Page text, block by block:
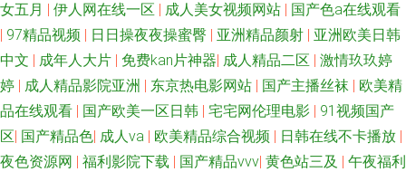
区 影音先锋久久资源 国产精品一区 91TV高清 韩国午夜理论 久久中文天堂网
成人天堂av 91免费网址 深爱五月激情网 国产一区户外9 91C视频资源在线
极品五月花综合 91看片成人免费在线 91黄色电影院 亚洲国产三级片之网站
女五月 | 伊人网在线一区 | 成人美女视频网站 | 国产色a在线观看
| 97精品视频 | 日日操夜夜操蜜臀 | 亚洲精品颜射 | 亚洲欧美日韩
中文 | 成年人大片 | 免费kan片神器| 成人精品二区 | 激情玖玖婷
婷 | 成人精品影院亚洲 | 东京热电影网站 | 国产主播丝袜 | 欧美精
品在线观看 | 国产欧美一区日韩 | 宅宅网伦理电影 | 91视频国产
区| 国产精品色| 成人va | 欧美精品综合视频 | 日韩在线不卡播放 |
夜色资源网 | 福利影院下载 | 国产精品vvv| 黄色站三及 | 午夜福利